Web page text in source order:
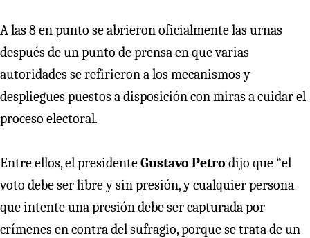
A las 8 en punto se abrieron oficialmente las urnas
después de un punto de prensa en que varias
autoridades se refirieron a los mecanismos y
despliegues puestos a disposición con miras a cuidar el
proceso electoral.
Entre ellos, el presidenteGustavo Petro dijo que “el
voto debe ser libre y sin presión, y cualquier persona
que intente una presión debe ser capturada por
crímenes en contra del sufragio, porque se trata de un